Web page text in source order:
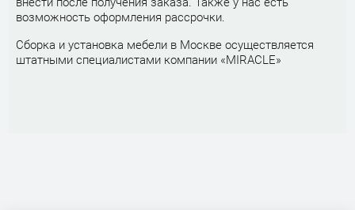
возможность оформления рассрочки.
Сборка и установка мебели в Москве осуществляется
штатными специалистами компании «MIRACLE»